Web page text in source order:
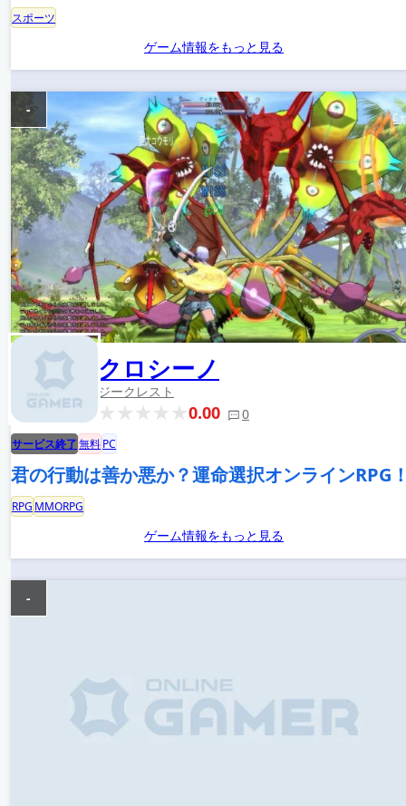
スポーツ
ゲーム情報をもっと見る
クロシーノ
ジークレスト
0.00 0
-
サービス終了無料PC
君の行動は善か悪か？運命選択オンラインRPG
RPG MMORPG
ゲーム情報をもっと見る
-